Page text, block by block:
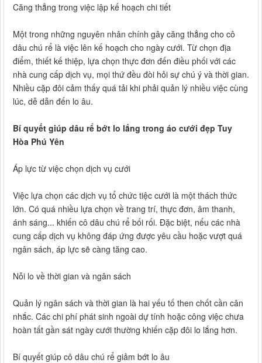
Căng thẳng trong việc lập kế hoạch chi tiết
Một trong những nguyên nhân chính gây căng thẳng cho cô
dâu chú rể là việc lên kế hoạch cho ngày cưới. Từ chọn địa
điểm, thiết kế thiệp, lựa chọn thực đơn đến điều phối với các
nhà cung cấp dịch vụ, mọi thứ đều đòi hỏi sự chú ý và thời gian.
Nhiều cặp đôi cảm thấy quá tải khi phải quản lý nhiều việc cùng
lúc, dễ dẫn đến lo âu.
Bí quyết giúp dâu rể bớt lo lắng trong áo cưới đẹp Tuy
Hòa Phú Yên
Áp lực từ việc chọn dịch vụ cưới
Việc lựa chọn các dịch vụ tổ chức tiệc cưới là một thách thức
lớn. Có quá nhiều lựa chọn về trang trí, thực đơn, âm thanh,
ánh sáng... khiến cô dâu chú rể bối rối. Đặc biệt, nếu các nhà
cung cấp dịch vụ không đáp ứng được yêu cầu hoặc vượt quá
ngân sách, áp lực sẽ càng tăng cao.
Nỗi lo về thời gian và ngân sách
Quản lý ngân sách và thời gian là hai yếu tố then chốt cần cân
nhắc. Các chi phí phát sinh ngoài dự tính hoặc công việc chưa
hoàn tất gần sát ngày cưới thường khiến cặp đôi lo lắng hơn.
Bí quyết giúp cô dâu chú rể giảm bớt lo âu